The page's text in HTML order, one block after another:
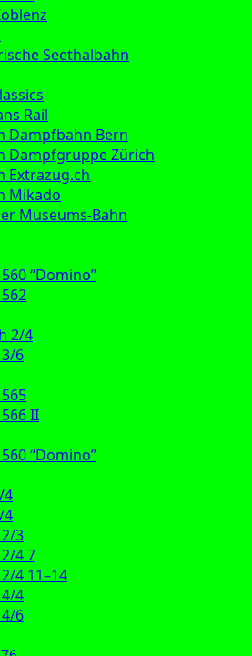
Seethalbahn
Rail
Dampfbahn Bern
Dampfgruppe Zürich
Extrazug.ch
Mikado
Museums-Bahn
“Domino”
2/4
6
II
“Domino”
4
4
3
4 7
4 11–14
4
6